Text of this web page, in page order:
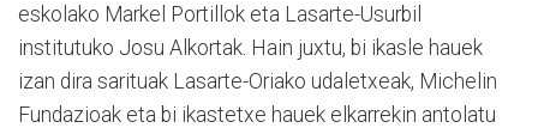
eskolako Markel Portillok eta Lasarte-Usurbil
institutuko Josu Alkortak. Hain juxtu, bi ikasle hauek
izan dira sarituak Lasarte-Oriako udaletxeak, Michelin
Fundazioak eta bi ikastetxe hauek elkarrekin antolatu